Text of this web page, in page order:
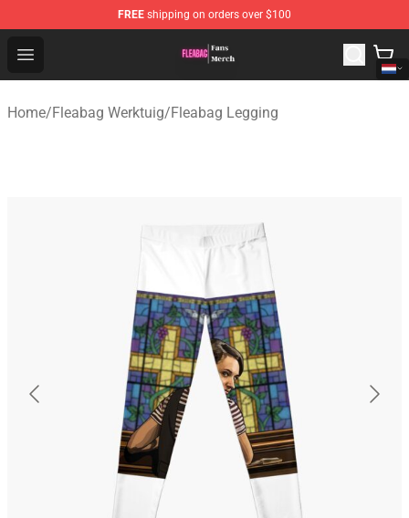
FREE shipping on orders over $100
Open menu
Fleabag Store - Official Fleabag Merchandise Shop
Home/Fleabag Werktuig/Fleabag Legging